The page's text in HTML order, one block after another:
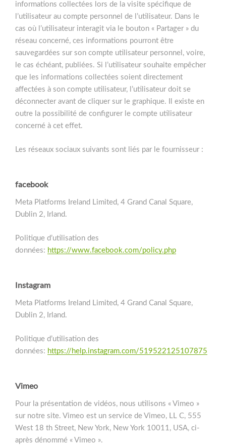
informations collectées lors de la visite spécifique de
l’utilisateur au compte personnel de l’utilisateur. Dans le
cas où l’utilisateur interagit via le bouton « Partager » du
réseau concerné, ces informations pourront être
sauvegardées sur son compte utilisateur personnel, voire,
le cas échéant, publiées. Si l’utilisateur souhaite empêcher
que les informations collectées soient directement
affectées à son compte utilisateur, l’utilisateur doit se
déconnecter avant de cliquer sur le graphique. Il existe en
outre la possibilité de configurer le compte utilisateur
concerné à cet effet.
Les réseaux sociaux suivants sont liés par le fournisseur :
facebook
Meta Platforms Ireland Limited, 4 Grand Canal Square,
Dublin 2, Irland.
Politique d’utilisation des
données: https://www.facebook.com/policy.php
Instagram
Meta Platforms Ireland Limited, 4 Grand Canal Square,
Dublin 2, Irland.
Politique d’utilisation des
données: https://help.instagram.com/519522125107875
Vimeo
Pour la présentation de vidéos, nous utilisons « Vimeo »
sur notre site. Vimeo est un service de Vimeo, LL C, 555
West 18 th Street, New York, New York 10011, USA, ci-
après dénommé « Vimeo ».